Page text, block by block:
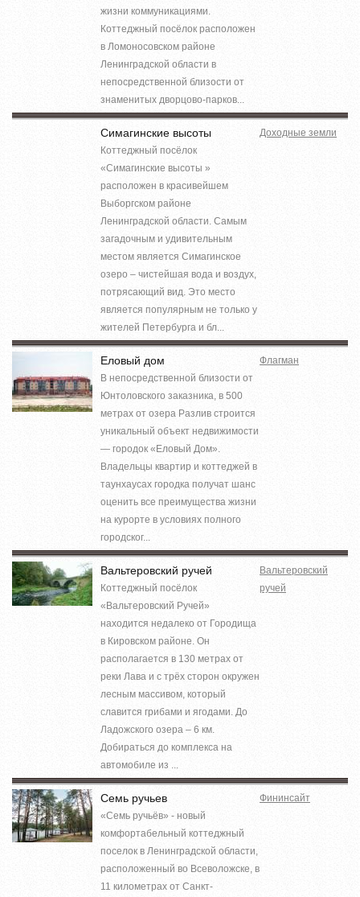
жизни коммуникациями.
Коттеджный посёлок расположен
в Ломоносовском районе
Ленинградской области в
непосредственной близости от
знаменитых дворцово-парков...
Симагинские высоты
Коттеджный посёлок
«Симагинские высоты »
расположен в красивейшем
Выборгском районе
Ленинградской области. Самым
загадочным и удивительным
местом является Симагинское
озеро – чистейшая вода и воздух,
потрясающий вид. Это место
является популярным не только у
жителей Петербурга и бл...
Доходные земли
Еловый дом
В непосредственной близости от
Юнтоловского заказника, в 500
метрах от озера Разлив строится
уникальный объект недвижимости
— городок «Еловый Дом».
Владельцы квартир и коттеджей в
таунхаусах городка получат шанс
оценить все преимущества жизни
на курорте в условиях полного
городског...
Флагман
Вальтеровский ручей
Коттеджный посёлок
«Вальтеровский Ручей»
находится недалеко от Городища
в Кировском районе. Он
располагается в 130 метрах от
реки Лава и с трёх сторон окружен
лесным массивом, который
славится грибами и ягодами. До
Ладожского озера – 6 км.
Добираться до комплекса на
автомобиле из ...
Вальтеровский
ручей
Семь ручьев
«Семь ручьёв» - новый
комфортабельный коттеджный
поселок в Ленинградской области,
расположенный во Всеволожске, в
11 километрах от Санкт-
Фининсайт